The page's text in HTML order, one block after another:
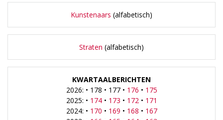
Kunstenaars (alfabetisch)
Straten (alfabetisch)
KWARTAALBERICHTEN
2026: • 178 • 177 • 176 • 175
2025: • 174• 173 • 172• 171
2024: • 170 • 169 • 168 • 167